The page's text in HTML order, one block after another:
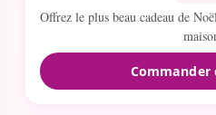
Offrez le plus beau cadeau de
Commander